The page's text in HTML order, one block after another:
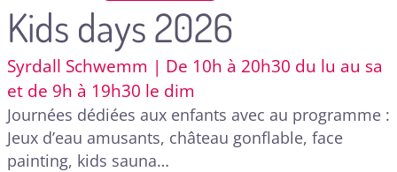
Kids days 2026
Syrdall Schwemm | De 10h à 20h30 du lu au sa
et de 9h à 19h30 le dim
Journées dédiées aux enfants avec au programme :
Jeux d’eau amusants, château gonflable, face
painting, kids sauna…